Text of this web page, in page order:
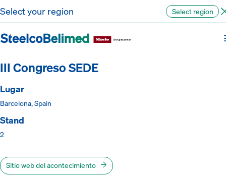
Select your region Select region
Volver a los actos
III Congreso SEDE
Lugar
Barcelona, Spain
Stand
2
Sitio web del acontecimiento